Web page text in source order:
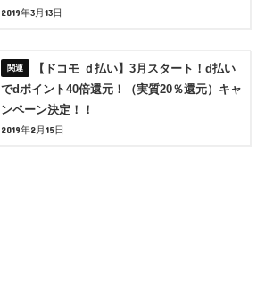
2019年3月13日
【ドコモ ｄ払い】3月スタート！d払い
でdポイント40倍還元！（実質20％還元）キャ
ンペーン決定！！
2019年2月15日